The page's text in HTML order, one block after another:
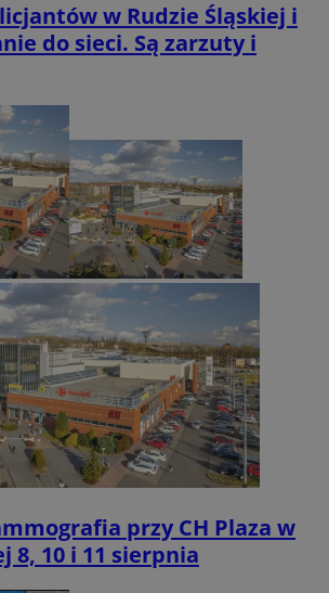
w Rudzie Śląskiej i
do sieci. Są zarzuty i
przy CH Plaza w
8, 10 i 11 sierpnia